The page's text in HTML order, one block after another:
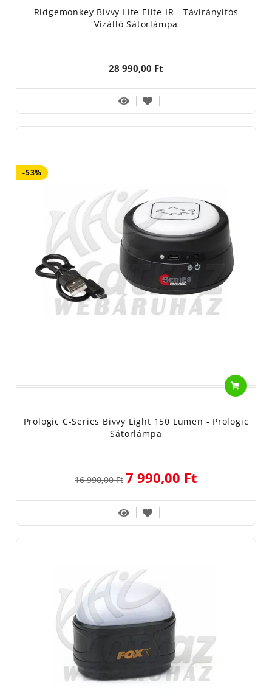
Ridgemonkey Bivvy Lite Elite IR - Távirányítós
Vízálló Sátorlámpa
28 990,00 Ft
-53%
Prologic C-Series Bivvy Light 150 Lumen - Prologic
Sátorlámpa
16 990,00 Ft 7 990,00 Ft